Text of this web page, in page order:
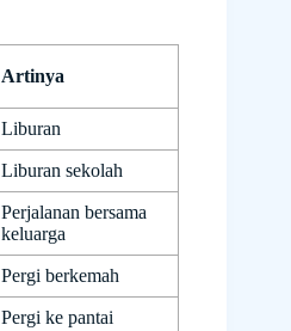
Artinya
Liburan
Liburan sekolah
Perjalanan bersama
keluarga
Pergi berkemah
Pergi ke pantai